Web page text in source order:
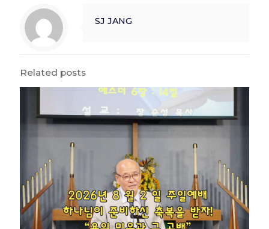
SJ JANG
Related posts